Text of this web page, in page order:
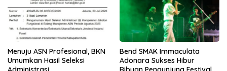
Menuju ASN Profesional, BKN
Umumkan Hasil Seleksi
Bend SMAK Immaculata
Adonara Sukses Hibur